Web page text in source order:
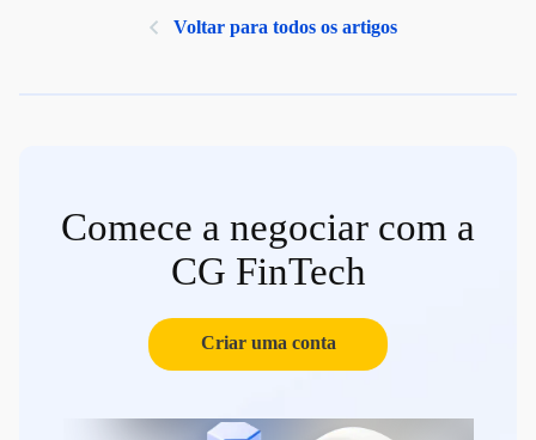
Voltar para todos os artigos
Comece a negociar com a
CG FinTech
Criar uma conta